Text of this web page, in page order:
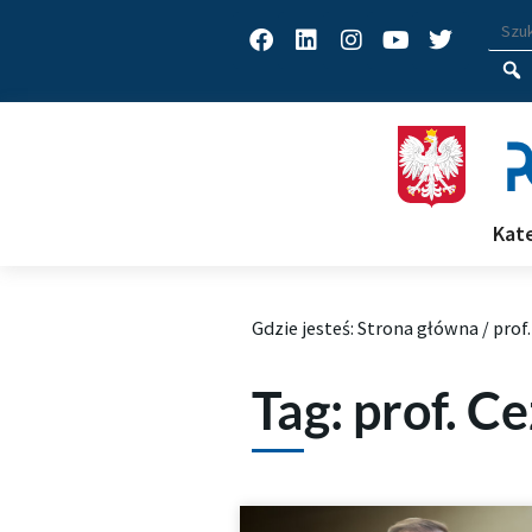
Facebook
LinkedinInstagram
YoutubeTwitter
Archiwum Tagów aktualności
Gdzie jesteś: Strona główna /
Tag: prof.